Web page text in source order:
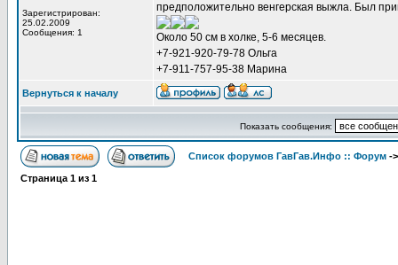
Зарегистрирован:
25.02.2009
Сообщения: 1
предположительно венгерская выжла. Был
Около 50 см в холке, 5-6 месяцев.
+7-921-920-79-78 Ольга
+7-911-757-95-38 Марина
Вернуться к началу
Показать сообщения:
Список форумов ГавГав.Инфо :: Форум -
Страница 1 из 1